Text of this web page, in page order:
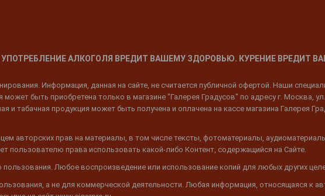
АЛКОГОЛЯ ВРЕДИТ ВАШЕМУ ЗДОРОВЬЮ. КУРЕНИЕ ВРЕДИТ
Информация, данная на сайте, не считается публичной офертой. Наши
быть приобретена только в магазине "Галерея Градусов" по адресу г. Москва,
и табачная продукция может быть получена и оплачена на кассе магазина Галерея
авторских прав на материалы, в том числе тексты, фотоматериалы,
пользователю права использовать какой-либо Контент, содержащийся на Сайте.
Любое воспроизведение или использование копий для любых других
а не для коммерческой деятельности. Любая информация, относящаяся к